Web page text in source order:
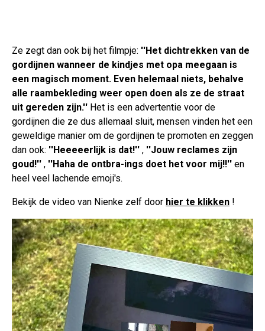
Ze zegt dan ook bij het filmpje: ''Het dichtrekken van de
gordijnen wanneer de kindjes met opa meegaan is
een magisch moment. Even helemaal niets, behalve
alle raambekleding weer open doen als ze de straat
uit gereden zijn.'' Het is een advertentie voor de
gordijnen die ze dus allemaal sluit, mensen vinden het een
geweldige manier om de gordijnen te promoten en zeggen
dan ook: ''Heeeeerlijk is dat!'' , ''Jouw reclames zijn
goud!'' , ''Haha de ontbra-ings doet het voor mij!!'' en
heel veel lachende emoji's.
Bekijk de video van Nienke zelf door hier te klikken !